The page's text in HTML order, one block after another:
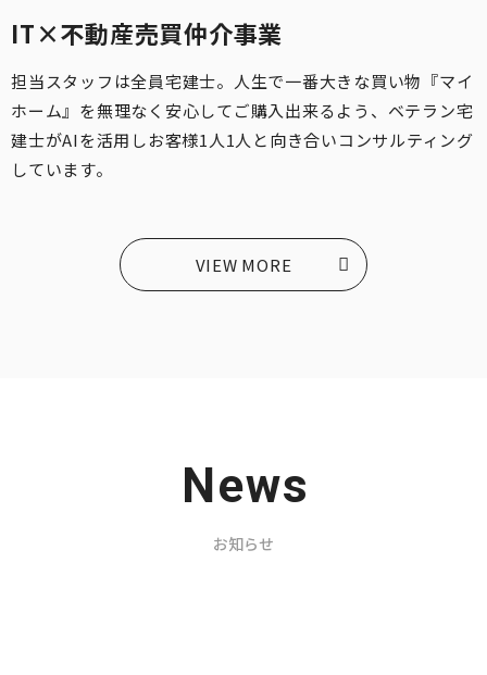
IT×不動産売買仲介事業
担当スタッフは全員宅建士。人生で一番大きな買い物『マイ
ホーム』を無理なく安心してご購入出来るよう、ベテラン宅
建士がAIを活用しお客様1人1人と向き合いコンサルティング
しています。
VIEW MORE
News
お知らせ